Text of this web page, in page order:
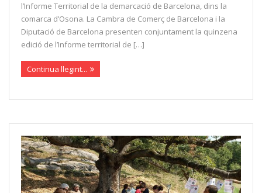
l’Informe Territorial de la demarcació de Barcelona, dins la
comarca d’Osona. La Cambra de Comerç de Barcelona i la
Diputació de Barcelona presenten conjuntament la quinzena
edició de l’Informe territorial de […]
Continua llegint...